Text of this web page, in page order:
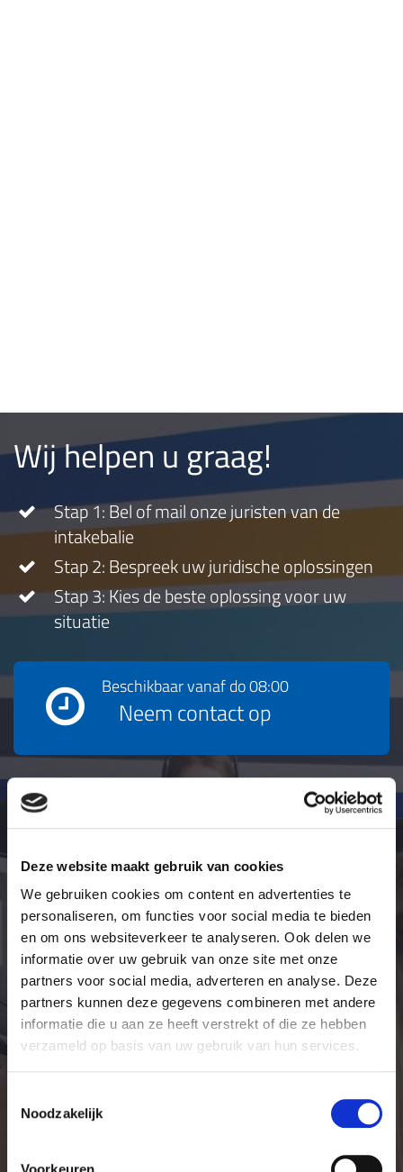
Deze website maakt gebruik van cookies
We gebruiken cookies om content en advertenties te
personaliseren, om functies voor social media te bieden
en om ons websiteverkeer te analyseren. Ook delen we
informatie over uw gebruik van onze site met onze
partners voor social media, adverteren en analyse. Deze
partners kunnen deze gegevens combineren met andere
informatie die u aan ze heeft verstrekt of die ze hebben
verzameld op basis van uw gebruik van hun services.
Noodzakelijk
Voorkeuren
Wij helpen u graag!
Stap 1: Bel of mail onze juristen van de
intakebalie
Stap 2: Bespreek uw juridische oplossingen
Stap 3: Kies de beste oplossing voor uw
situatie
Beschikbaar vanafdo 08:00
Neem contact op
De intakebalie is 7 dagen per week bereikbaar.
Maandag
Woensdag
Donderdag
08:00-18:00 uur
08:00-18:00 uur
08:00-18:00 uur
Vrijdag
Zaterdag
Zondag
Feestdagen
09:00-17:00 uur
09:00-17:00 uur
Gesloten
Stel uw vraag